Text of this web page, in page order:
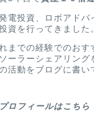
電投資、ロボアドバ
資を行ってきました
までの経験でのおす
ーラーシェアリング
活動をブログに書い
ロフィールはこちら